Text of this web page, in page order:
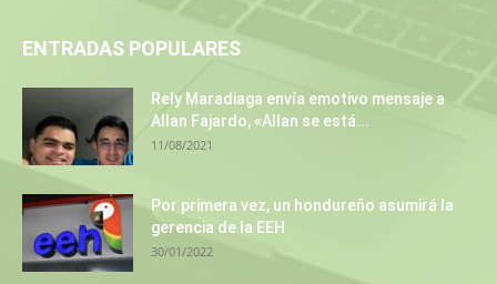
ENTRADAS POPULARES
Rely Maradiaga envía emotivo mensaje a
Allan Fajardo, «Allan se está...
11/08/2021
Por primera vez, un hondureño asumirá la
gerencia de la EEH
30/01/2022